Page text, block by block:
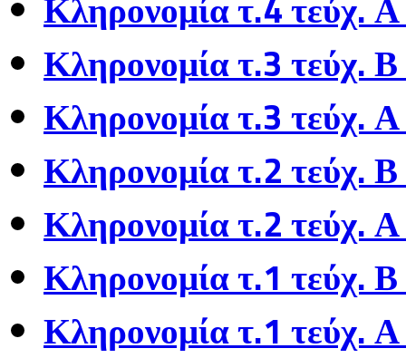
Κληρονομία τ.3 τεύχ. Β
Κληρονομία τ.3 τεύχ.
Κληρονομία τ.2 τεύχ. Β
Κληρονομία τ.2 τεύχ.
Κληρονομία τ.1 τεύχ. Β
Κληρονομία τ.1 τεύχ.